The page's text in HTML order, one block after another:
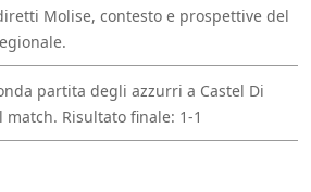
Molise, contesto e prospettive del
partita degli azzurri a Castel Di
Risultato finale: 1-1